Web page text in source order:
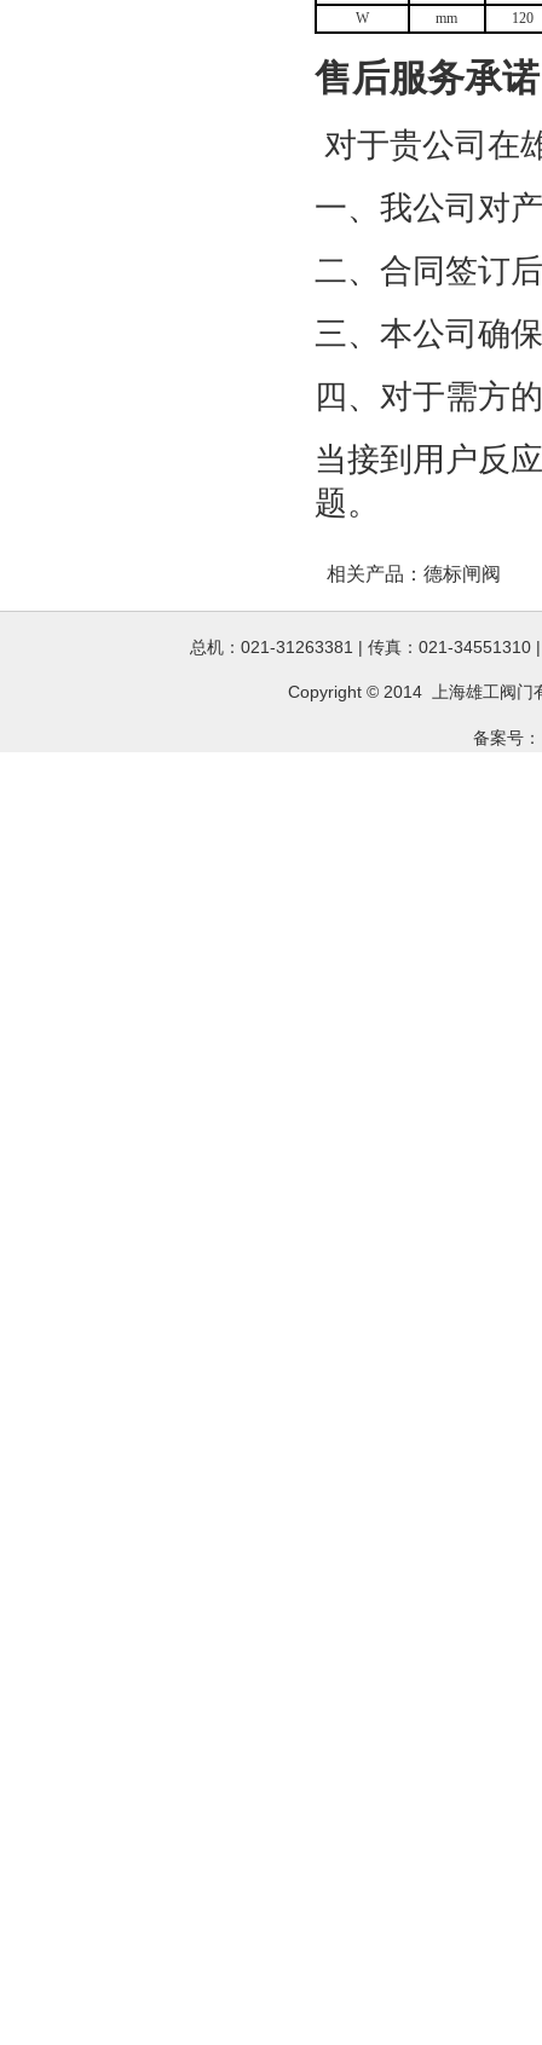
W
mm 120
售后服务承诺
对于贵公司在
一、我公司对
二、合同签订
三、本公司确
四、对于需方
当接到用户反
题。
相关产品： 德标闸阀
总机：021-31263381 | 传真：021-
Copyright © 2014 上海雄工阀门
备案号